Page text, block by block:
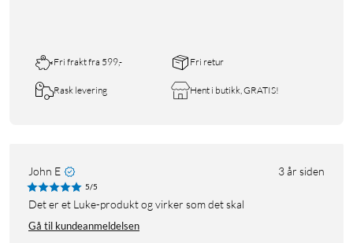
Fri frakt fra 599,- Fri retur
Rask levering Hent i butikk, GRATIS!
John E 3 år siden
5/5
Det er et Luke-produkt og virker som det skal
Gå til kundeanmeldelsen